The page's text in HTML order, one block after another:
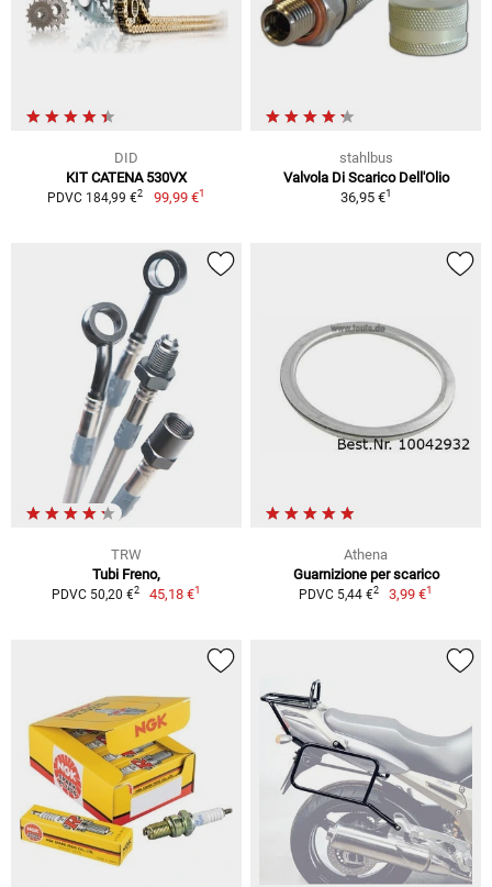
DID
KIT CATENA 530VX
PDVC 184,99 €2 99,99 €1
stahlbus
Valvola Di Scarico Dell'Olio
36,95 €1
TRW
Tubi Freno,
PDVC 50,20 €2 45,18 €1
Athena
Guarnizione per scarico
PDVC 5,44 €2 3,99 €1